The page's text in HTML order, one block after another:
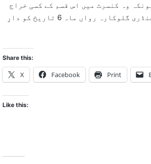
وہ کنسرٹ میں اس قسم کے کسی خراج
عقیدت کی توقع نہیں کررہے تھے۔ یاد رہے کہ بھارت کی لیجنڈری گلوکارہ رواں ماہ 6 تاریخ کو دارِ
Share this:
X Facebook Print
Like this: